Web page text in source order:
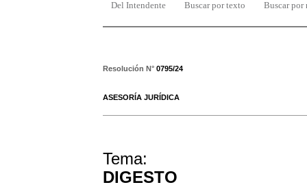
Del Intendente Buscar por texto Buscar por
Resolución N° 0795/24
ASESORÍA JURÍDICA
Tema:
DIGESTO